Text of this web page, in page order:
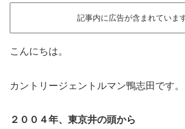
記事内に広告が含まれています
こんにちは。
カントリージェントルマン鴨志田です。
２００４年、東京井の頭から